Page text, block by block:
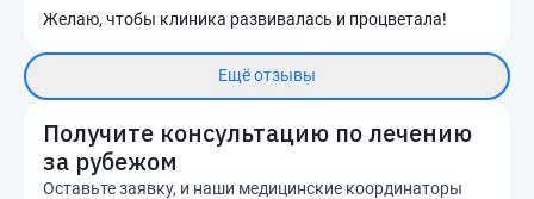
Желаю, чтобы клиника развивалась и процветала!
Ещё отзывы
Получите консультацию по лечению
за рубежом
Оставьте заявку, и наши медицинские координаторы